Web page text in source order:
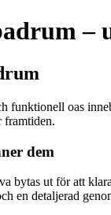
–
oas
framtiden.
dem
bytas ut för att
en detaljerad